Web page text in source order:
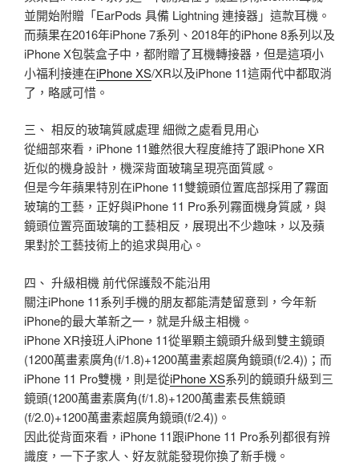
並開始附贈「EarPods 具備 Lightning 連接器」這款耳機。
而蘋果在2016年iPhone 7系列、2018年的iPhone 8系列以及
iPhone X包裝盒子中，都附贈了耳機轉接器，但是這項小
小福利接連在iPhone XS/XR以及iPhone 11這兩代中都取消
了，略感可惜。
三、 相反的玻璃質感處理 細微之處看見用心
從細部來看，iPhone 11雖然很大程度維持了跟iPhone XR
近似的機身設計，機深背面玻璃呈現亮面質感。
但是今年蘋果特別在iPhone 11雙鏡頭位置底部採用了霧面
玻璃的工藝，正好與iPhone 11 Pro系列霧面機身質感，與
鏡頭位置亮面玻璃的工藝相反，展現出不少趣味，以及蘋
果對於工藝技術上的追求與用心。
四、 升級相機 前代保護殼不能沿用
關注iPhone 11系列手機的朋友都能清楚留意到，今年新
iPhone的最大革新之一，就是升級主相機。
iPhone XR接班人iPhone 11從單顆主鏡頭升級到雙主鏡頭
(1200萬畫素廣角(f/1.8)+1200萬畫素超廣角鏡頭(f/2.4))；而
iPhone 11 Pro雙機，則是從iPhone XS系列的鏡頭升級到三
鏡頭(1200萬畫素廣角(f/1.8)+1200萬畫素長焦鏡頭
(f/2.0)+1200萬畫素超廣角鏡頭(f/2.4))。
因此從背面來看，iPhone 11跟iPhone 11 Pro系列都很有辨
識度，一下子家人、好友就能發現你換了新手機。